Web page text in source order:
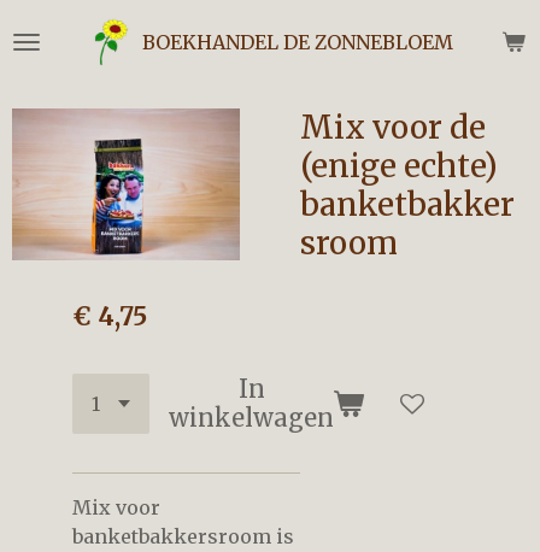
direct
de
hoofdinhoud
BOEKHANDEL DE ZONNEBLOEM
Mix voor de
(enige echte)
banketbakker
sroom
€ 4,75
In
winkelwagen
Mix voor
banketbakkersroom is